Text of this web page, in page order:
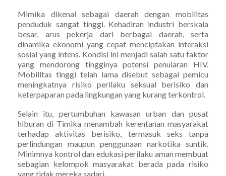
Mimika dikenal sebagai daerah dengan mobilitas
penduduk sangat tinggi. Kehadiran industri berskala
besar, arus pekerja dari berbagai daerah, serta
dinamika ekonomi yang cepat menciptakan interaksi
sosial yang intens. Kondisi ini menjadi salah satu faktor
yang mendorong tingginya potensi penularan HIV.
Mobilitas tinggi telah lama disebut sebagai pemicu
meningkatnya risiko perilaku seksual berisiko dan
keterpaparan pada lingkungan yang kurang terkontrol.
Selain itu, pertumbuhan kawasan urban dan pusat
hiburan di Timika menambah kerentanan masyarakat
terhadap aktivitas berisiko, termasuk seks tanpa
perlindungan maupun penggunaan narkotika suntik.
Minimnya kontrol dan edukasi perilaku aman membuat
sebagian kelompok masyarakat berada pada risiko
yang tidak mereka sadari.